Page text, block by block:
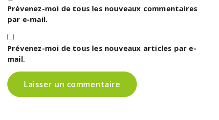
Prévenez-moi de tous les nouveaux commentaires
par e-mail.
Prévenez-moi de tous les nouveaux articles par e-
mail.